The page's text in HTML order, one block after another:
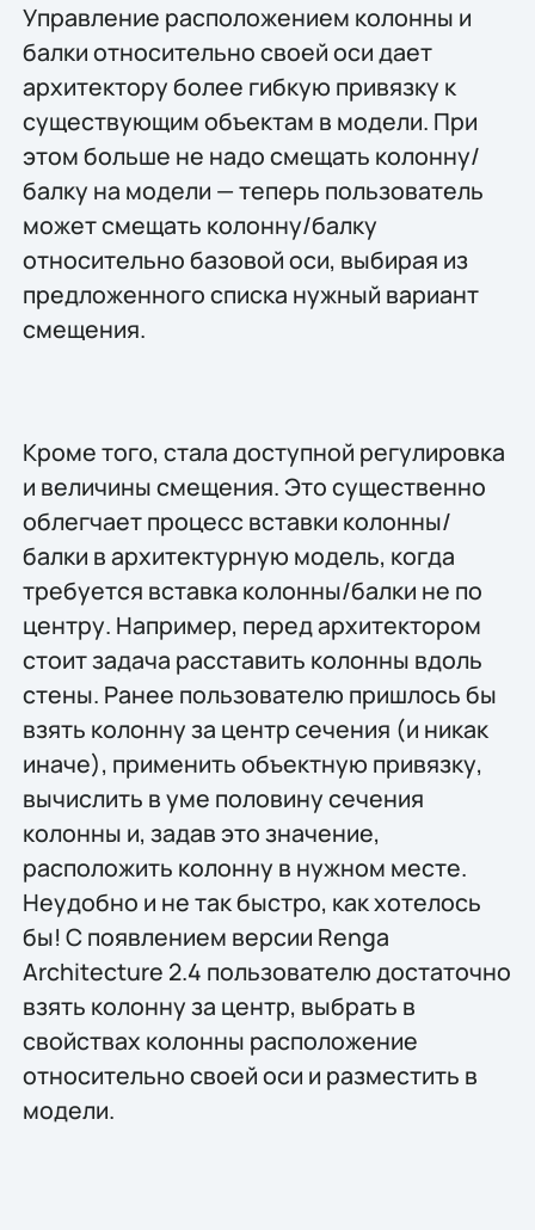
Управление расположением колонны и
балки относительно своей оси дает
архитектору более гибкую привязку к
существующим объектам в модели. При
этом больше не надо смещать колонну/
балку на модели — теперь пользователь
может смещать колонну/балку
относительно базовой оси, выбирая из
предложенного списка нужный вариант
смещения.
Кроме того, стала доступной регулировка
и величины смещения. Это существенно
облегчает процесс вставки колонны/
балки в архитектурную модель, когда
требуется вставка колонны/балки не по
центру. Например, перед архитектором
стоит задача расставить колонны вдоль
стены. Ранее пользователю пришлось бы
взять колонну за центр сечения (и никак
иначе), применить объектную привязку,
вычислить в уме половину сечения
колонны и, задав это значение,
расположить колонну в нужном месте.
Неудобно и не так быстро, как хотелось
бы! С появлением версии Renga
Architecture 2.4 пользователю достаточно
взять колонну за центр, выбрать в
свойствах колонны расположение
относительно своей оси и разместить в
модели.